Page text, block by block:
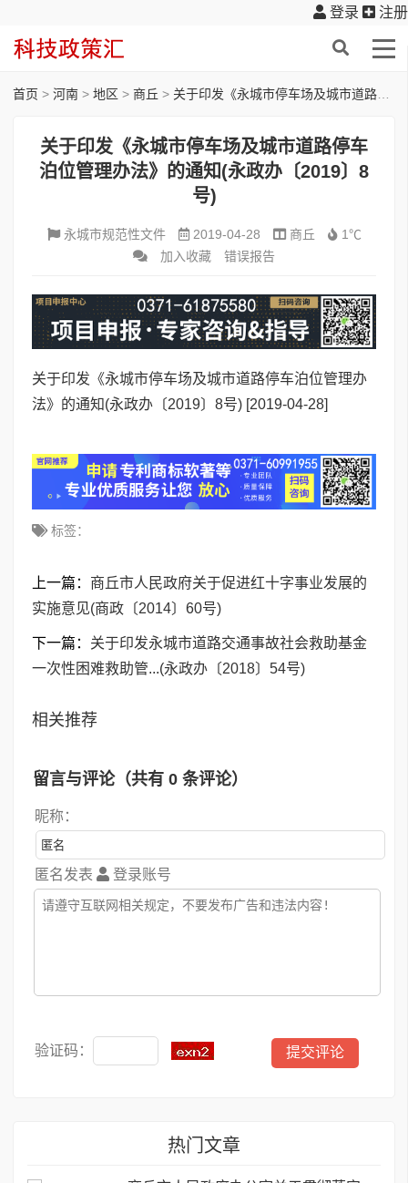
登录 注册
首页 > 河南 > 地区 > 商丘 > 关于印发《永城市停车场及城市道路停车泊位管理办法》的通知(永政办〔2019〕8号)
关于印发《永城市停车场及城市道路停车
泊位管理办法》的通知(永政办〔2019〕8
号)
永城市规范性文件 2019-04-28 商丘
1℃
加入收藏
错误报告
关于印发《永城市停车场及城市道路停车泊位管理办
法》的通知(永政办〔2019〕8号) [2019-04-28]
标签：
上一篇： 商丘市人民政府关于促进红十字事业发展的
实施意见(商政〔2014〕60号)
下一篇： 关于印发永城市道路交通事故社会救助基金
一次性困难救助管...(永政办〔2018〕54号)
相关推荐
留言与评论（共有 0 条评论）
昵称：
匿名发表 登录账号
验证码：
热门文章